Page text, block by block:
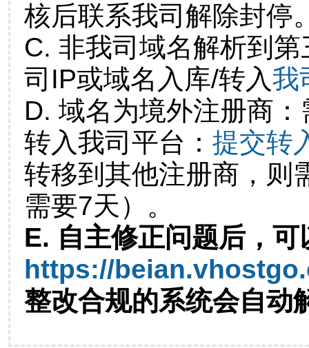
核后联系我司解除封停
C. 非我司域名解析到
司IP或域名入库/转入我
D. 域名为境外注册商
转入我司平台： 提交转
转移到其他注册商，则
需要7天）。
E. 自主修正问题后，可
https://
整改合规的系统会自动